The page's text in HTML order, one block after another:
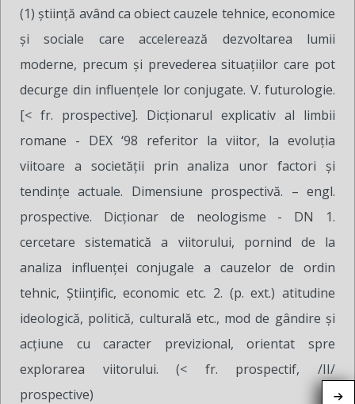
(1) ştiinţă având ca obiect cauzele tehnice, economice
şi sociale care accelerează dezvoltarea lumii
moderne, precum şi prevederea situaţiilor care pot
decurge din influenţele lor conjugate. V. futurologie.
[< fr. prospective]. Dicţionarul explicativ al limbii
romane - DEX ‘98 referitor la viitor, la evoluţia
viitoare a societăţii prin analiza unor factori şi
tendinţe actuale. Dimensiune prospectivă. – engl.
prospective. Dicţionar de neologisme - DN 1.
cercetare sistematică a viitorului, pornind de la
analiza influenţei conjugale a cauzelor de ordin
tehnic, Ştiinţific, economic etc. 2. (p. ext.) atitudine
ideologică, politică, culturală etc., mod de gândire şi
acţiune cu caracter previzional, orientat spre
explorarea viitorului. (< fr. prospectif, /II/
prospective)